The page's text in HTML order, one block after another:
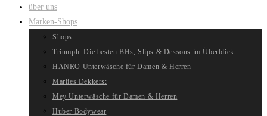
über uns
Marken-Shops
Shops
Triumph: Die besten BHs, Slips & Dessous im Überblick
HANRO Unterwäsche für Damen & Herren
Marlies Dekkers:
Mey Unterwäsche für Damen & Herren
Huber Bodywear